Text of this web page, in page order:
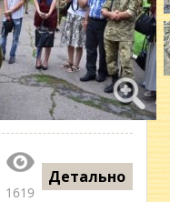
1619
Детально